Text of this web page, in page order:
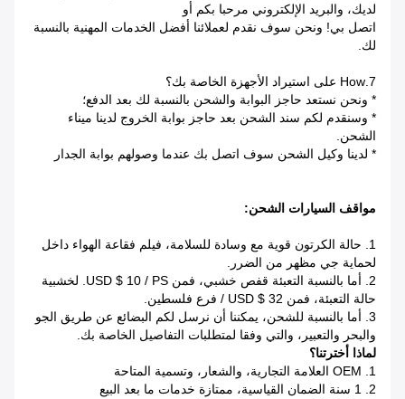
لديك، والبريد الإلكتروني مرحبا بكم أو
اتصل بي! ونحن سوف نقدم لعملائنا أفضل الخدمات المهنية بالنسبة
لك.
7.How على استيراد الأجهزة الخاصة بك؟
* ونحن نستعد حاجز البوابة والشحن بالنسبة لك بعد الدفع؛
* وسنقدم لكم سند الشحن بعد حاجز بوابة الخروج لدينا ميناء
الشحن.
* لدينا وكيل الشحن سوف اتصل بك عندما وصولهم بوابة الجدار
مواقف السيارات الشحن:
1. حالة الكرتون قوية مع وسادة للسلامة، فيلم فقاعة الهواء داخل
لحماية جي مظهر من الضرر.
2. أما بالنسبة التعبئة قفص خشبي، فمن USD $ 10 / PS.
لخشبية
حالة التعبئة، فمن USD $ 32 / فرع فلسطين.
3. أما بالنسبة للشحن، يمكننا أن نرسل لكم البضائع عن طريق الجو
والبحر والتعبير، والتي وفقا لمتطلبات التفاصيل الخاصة بك.
لماذا أخترتنا؟
1. OEM العلامة التجارية، والشعار، وتسمية المتاحة
2. 1 سنة الضمان القياسية، ممتازة خدمات ما بعد البيع